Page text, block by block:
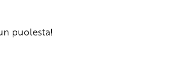
puolesta!